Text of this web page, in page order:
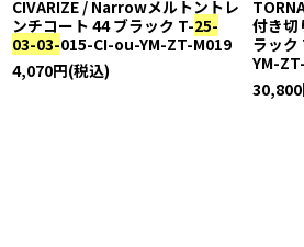
CIVARIZE / Narrowメルトントレ
ンチコート 44 ブラック T-25-
03-03-015-CI-ou-YM-ZT-M019
4,070円(税込)
付き切
ラック
YM-
30,800